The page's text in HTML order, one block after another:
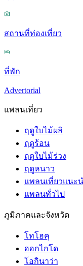
สถานที่ท่องเที่ยว
ที่พัก
Advertorial
แพลนเที่ยว
ฤดูใบไม้ผลิ
ฤดูร้อน
ฤดูใบไม้ร่วง
ฤดูหนาว
แพลนเที่ยวแนะ
แพลนทั่วไป
ภูมิภาคและจังหวัด
โทโฮคุ
ฮอกไกโด
โอกินาว่า